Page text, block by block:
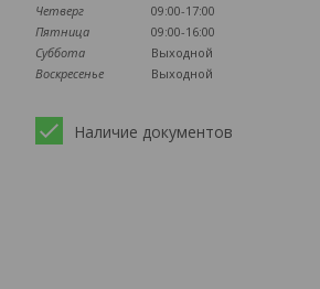
Четверг
09:00-17:00
Пятница
09:00-16:00
Суббота
Выходной
Воскресенье
Выходной
Наличие документов